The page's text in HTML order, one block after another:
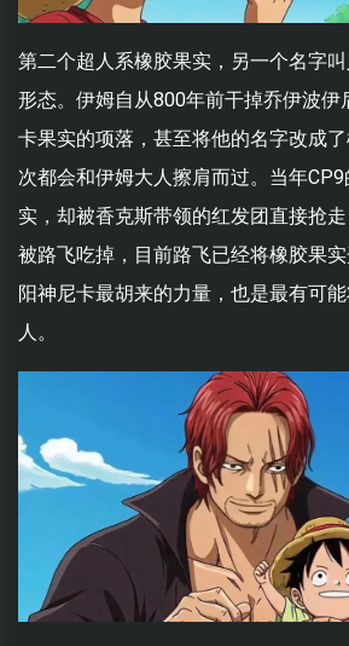
第二个超人系橡胶果实，另一个名字
形态。伊姆自从800年前干掉乔伊波伊
卡果实的项落，甚至将他的名字改成
次都会和伊姆大人擦肩而过。当年
实，却被香克斯带领的红发团直接抢
被路飞吃掉，目前路飞已经将橡胶果
阳神尼卡最胡来的力量，也是最有可
人。